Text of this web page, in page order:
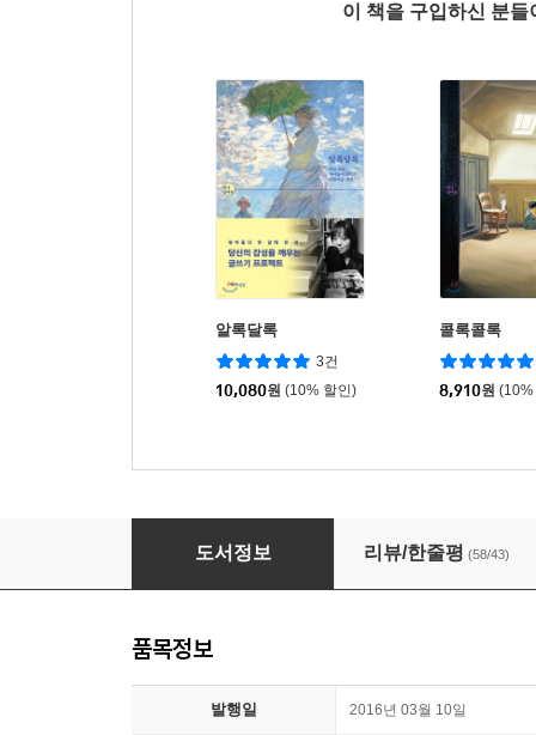
이 책을 구입하신 분
알록달록
3건
10,080원 (10% 할인)
콜록콜록
8,910원 (10%
공부할 권리
도서정보 리뷰/한줄평 (58/43)
품목정보
발행일 2016년 03월 10일